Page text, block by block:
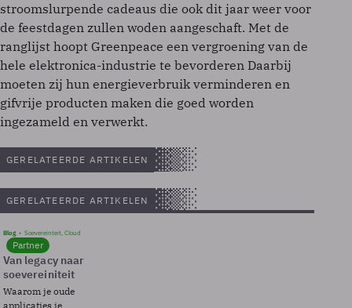
stroomslurpende cadeaus die ook dit jaar weer voor
de feestdagen zullen woden aangeschaft. Met de
ranglijst hoopt Greenpeace een vergroening van de
hele elektronica-industrie te bevorderen Daarbij
moeten zij hun energieverbruik verminderen en
gifvrije producten maken die goed worden
ingezameld en verwerkt.
GERELATEERDE ARTIKELEN
GERELATEERDE ARTIKELEN
Blog Soevereinteit, Cloud
Partner
Van legacy naar
soevereiniteit
Waarom je oude
applicaties je